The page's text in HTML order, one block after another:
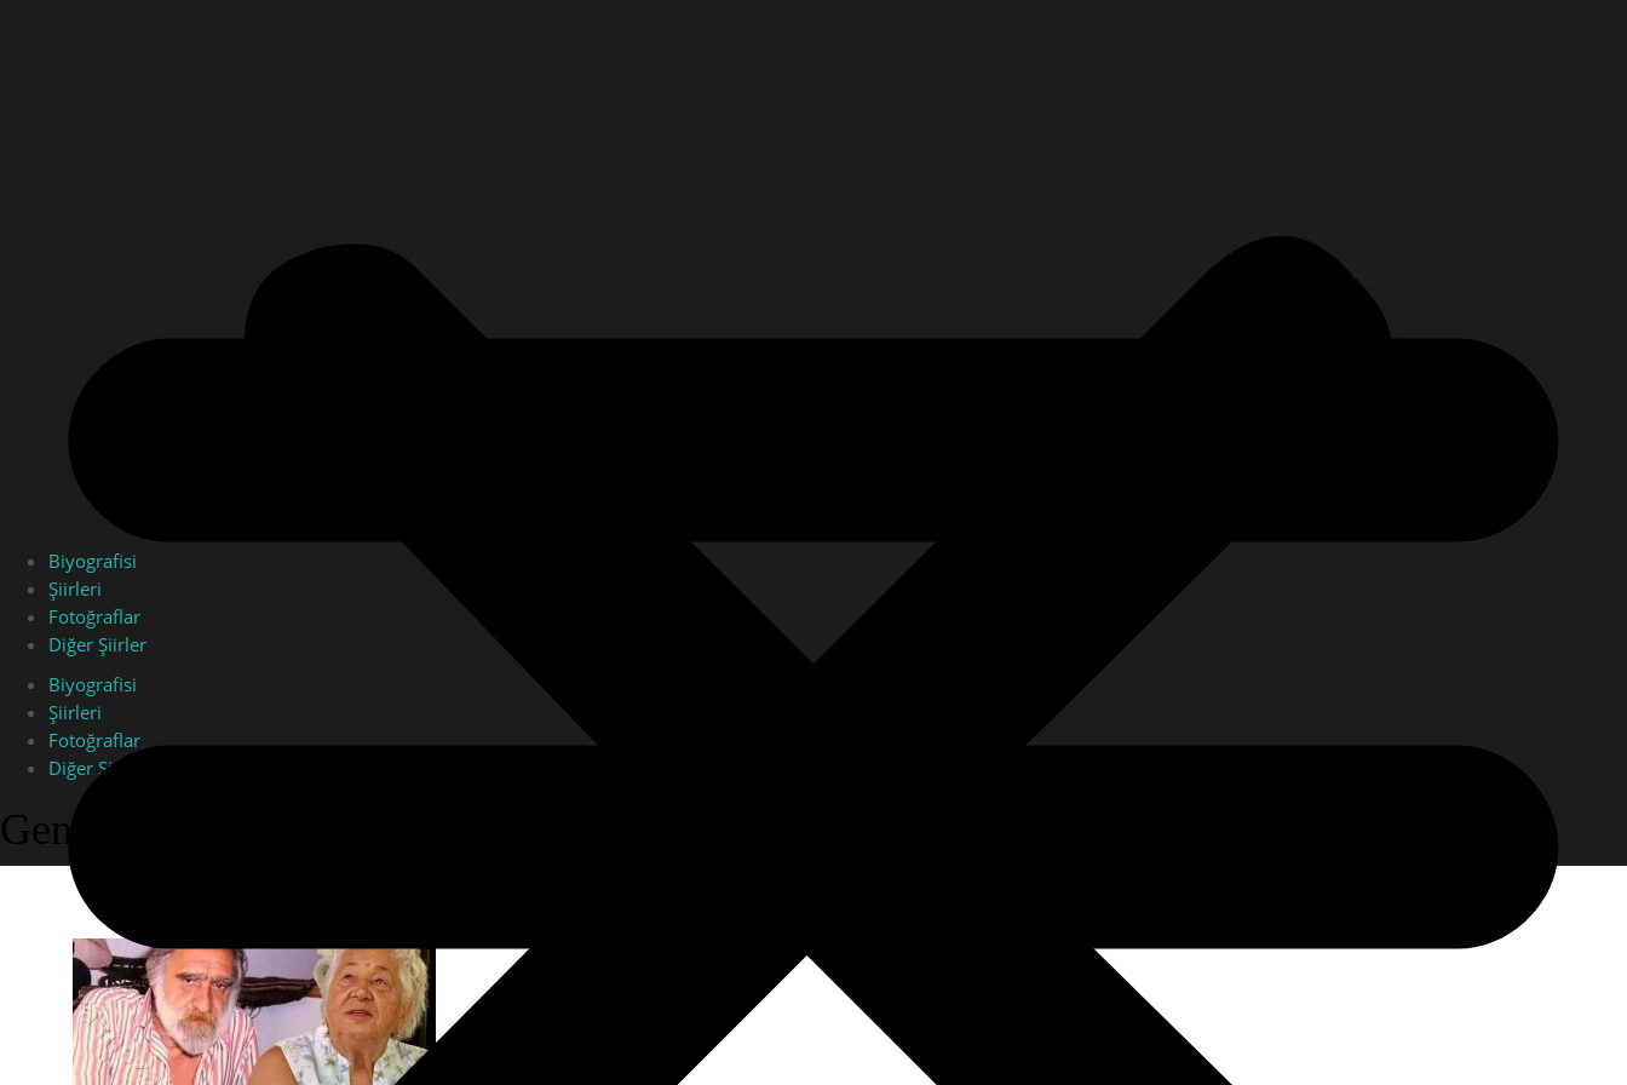
Biyografisi
Şiirleri
Fotoğraflar
Diğer Şiirler
Biyografisi
Şiirleri
Fotoğraflar
Diğer Şiirler
Genel